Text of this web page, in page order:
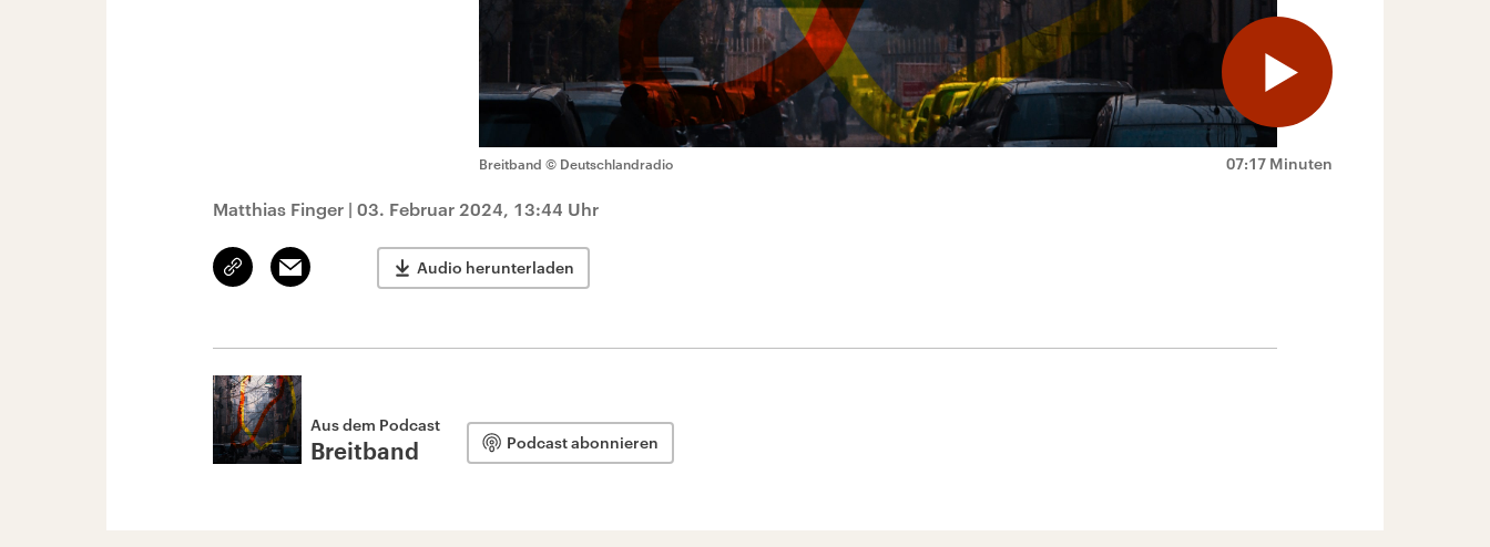
07:17 Minuten
Breitband © Deutschlandradio
Matthias Finger | 03. Februar 2024, 13:44 Uhr
Link
kopieren/teilen
Email Audio herunterladen
Aus dem Podcast
Breitband Podcast abonnieren